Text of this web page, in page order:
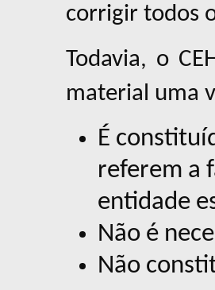
corrigir todos
Todavia, o
material uma
É
referem a
entidade
Não é
Não